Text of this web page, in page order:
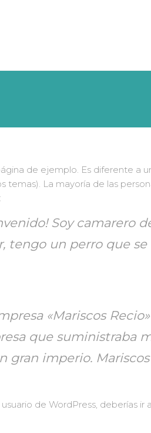
de ejemplo. Es diferente a
temas). La mayoría de las
Soy camarero
tengo un perro que
«Mariscos
que suministraba
gran imperio.
de WordPress, deberías ir a